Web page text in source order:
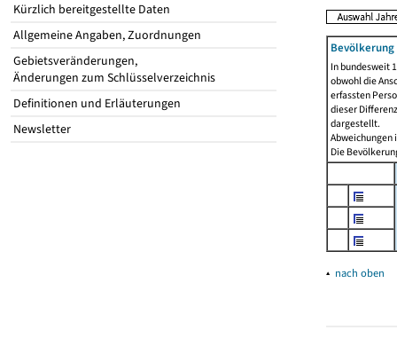
Kürzlich bereitgestellte Daten
Allgemeine Angaben, Zuordnungen
Gebietsveränderungen,
Änderungen zum Schlüsselverzeichnis
Definitionen und Erläuterungen
Newsletter
Bevölkerung
In bundesweit
obwohl die
erfassten
dieser
dargestellt.
Abweichungen
Die
▴ nach oben